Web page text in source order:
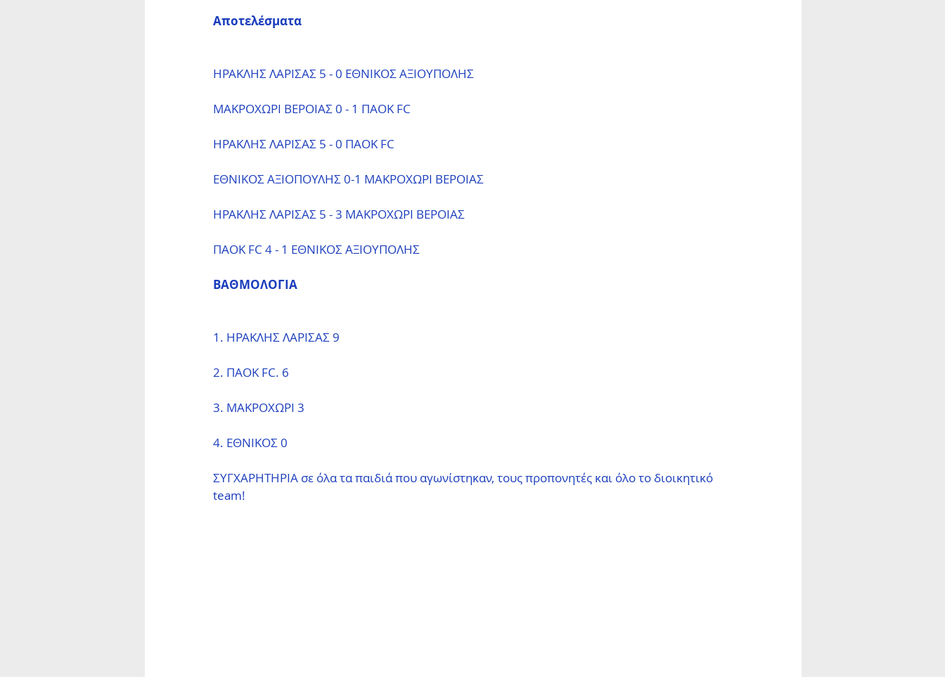
Αποτελέσματα
ΗΡΑΚΛΗΣ ΛΑΡΙΣΑΣ 5 - 0 ΕΘΝΙΚΟΣ ΑΞΙΟΥΠΟΛΗΣ
ΜΑΚΡΟΧΩΡΙ ΒΕΡΟΙΑΣ 0 - 1 ΠΑΟΚ FC
ΗΡΑΚΛΗΣ ΛΑΡΙΣΑΣ 5 - 0 ΠΑΟΚ FC
ΕΘΝΙΚΟΣ ΑΞΙΟΠΟΥΛΗΣ 0-1 ΜΑΚΡΟΧΩΡΙ ΒΕΡΟΙΑΣ
ΗΡΑΚΛΗΣ ΛΑΡΙΣΑΣ 5 - 3 ΜΑΚΡΟΧΩΡΙ ΒΕΡΟΙΑΣ
ΠΑΟΚ FC 4 - 1 ΕΘΝΙΚΟΣ ΑΞΙΟΥΠΟΛΗΣ
ΒΑΘΜΟΛΟΓΙΑ
1. ΗΡΑΚΛΗΣ ΛΑΡΙΣΑΣ 9
2. ΠΑΟΚ FC. 6
3. ΜΑΚΡΟΧΩΡΙ 3
4. ΕΘΝΙΚΟΣ 0
ΣΥΓΧΑΡΗΤΗΡΙΑ σε όλα τα παιδιά που αγωνίστηκαν, τους προπονητές και όλο το διοικητικό
team!